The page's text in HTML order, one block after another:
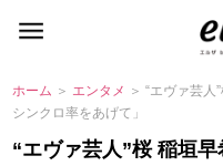
ホーム ＞ エンタメ ＞ “エヴァ芸
シンクロ率をあげて」
“エヴァ芸人”桜 稲垣